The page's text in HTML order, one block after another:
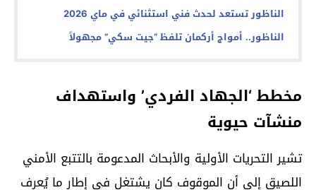
الناظور تستعد لحدث فني استثنائي في ماي 2026
الناظور.. أمواج أركمان تلفظ “جيت سكي” مجهولاً
مخطط ‘الجهاد الفردي’ واستهداف
منشآت حيوية
تشير التحريات الأولية والأبحاث المدعومة بالتتبع الأمني
اللصيق إلى أن الموقوف كان يشتغل في إطار ما يُعرف